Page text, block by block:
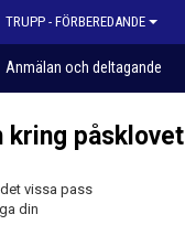
TRUPP - FÖRBEREDANDE
Anmälan och deltagande
kring påsklovet
vissa pass
din